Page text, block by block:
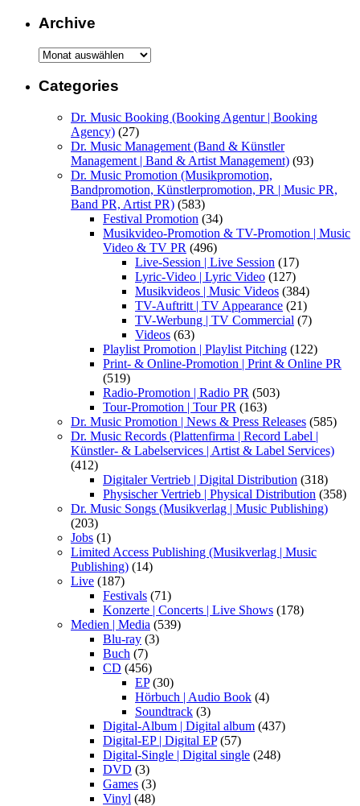
Archive
Archive
Categories
Dr. Music Booking (Booking Agentur | Booking
Agency) (27)
Dr. Music Management (Band & Künstler
Management | Band & Artist Management) (93)
Dr. Music Promotion (Musikpromotion,
Bandpromotion, Künstlerpromotion, PR | Music PR,
Band PR, Artist PR) (583)
Festival Promotion (34)
Musikvideo-Promotion & TV-Promotion | Music
Video & TV PR (496)
Live-Session | Live Session (17)
Lyric-Video | Lyric Video (127)
Musikvideos | Music Videos (384)
TV-Auftritt | TV Appearance (21)
TV-Werbung | TV Commercial (7)
Videos (63)
Playlist Promotion | Playlist Pitching (122)
Print- & Online-Promotion | Print & Online PR
(519)
Radio-Promotion | Radio PR (503)
Tour-Promotion | Tour PR (163)
Dr. Music Promotion | News & Press Releases (585)
Dr. Music Records (Plattenfirma | Record Label |
Künstler- & Labelservices | Artist & Label Services)
(412)
Digitaler Vertrieb | Digital Distribution (318)
Physischer Vertrieb | Physical Distribution (358)
Dr. Music Songs (Musikverlag | Music Publishing)
(203)
Jobs (1)
Limited Access Publishing (Musikverlag | Music
Publishing) (14)
Live (187)
Festivals (71)
Konzerte | Concerts | Live Shows (178)
Medien | Media (539)
Blu-ray (3)
Buch (7)
CD (456)
EP(30)
Hörbuch | Audio Book (4)
Soundtrack (3)
Digital-Album | Digital album (437)
Digital-EP | Digital EP(57)
Digital-Single | Digital single (248)
DVD (3)
Games (3)
Vinyl (48)